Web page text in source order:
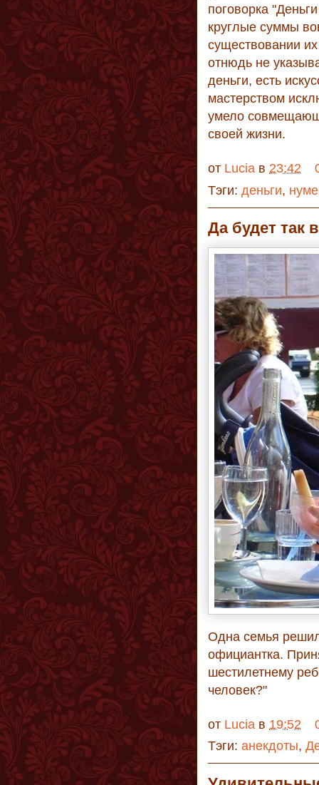
поговорка
круглые суммы
существовании
отнюдь не
деньги, есть
мастерством
умело
своей жизни.
от Lucia в 23:42
Тэги: деньги,
Да будет так
Одна семья
официантка.
шестилетнему
человек?"
от Lucia в 19:52
Тэги: анекдоты,